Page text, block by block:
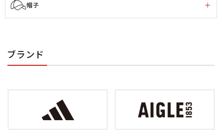
帽子
ブランド